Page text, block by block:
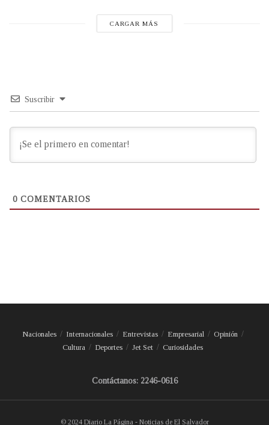
CARGAR MÁS
Suscribir
0 COMENTARIOS
Nacionales Internacionales Entrevistas Empresarial
Opinión
Cultura
Deportes Jet Set Curiosidades
Contáctanos: 2246-0616
© 2024 Diario La Página - Noticias de El Salvador